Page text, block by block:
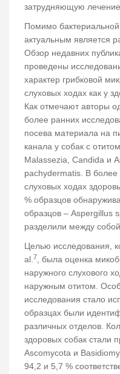
затрудняющую
Помимо
актуальным является
Обзор недавних
проведены
характер грибковой
слуховых ходах как у
Как отмечают авторы
более ранних
посева материала на
канала у собак с
Malassezia, Candida и
pachydermatis. В более
слуховых ходах
% образцов
образцов – Aspergillus
разделили между
Целью исследования,
al.7, была оценка
наружного слухового
наружным отитом.
исследования стало
образцах были
различных отделов.
здоровых собак стали
Ascomycota и
94,2 и 5,7 %